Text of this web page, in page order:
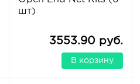
шт)
3553.90 руб.
В корзину